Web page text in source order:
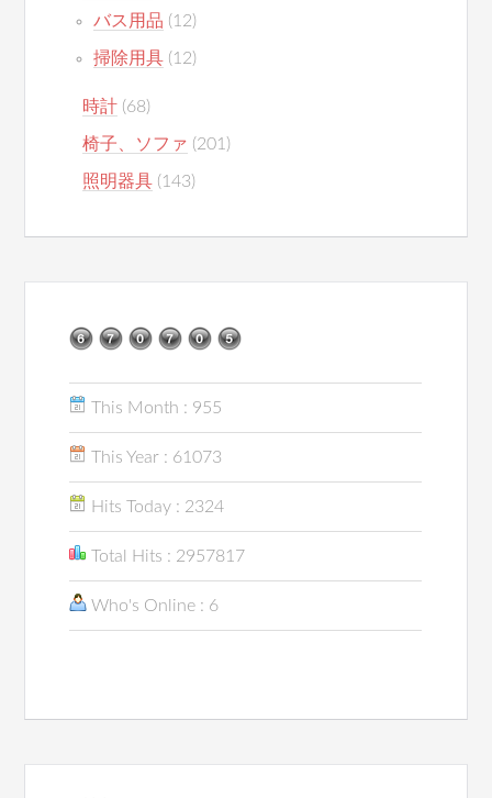
バス用品 (12)
掃除用具 (12)
時計 (68)
椅子、ソファ (201)
照明器具 (143)
This Month : 955
This Year : 61073
Hits Today : 2324
Total Hits : 2957817
Who's Online : 6